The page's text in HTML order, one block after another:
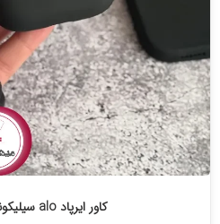
کاور ایرپاد alo سیلیکونی کد-۱۳۲۲۷۰